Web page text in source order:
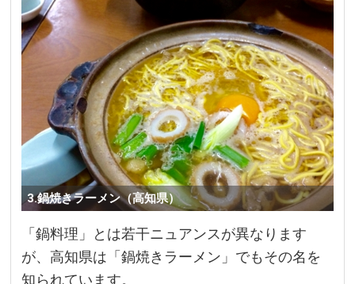
3.鍋焼きラーメン（高知県）
「鍋料理」とは若干ニュアンスが異なります
が、高知県は「鍋焼きラーメン」でもその名を
知られています。